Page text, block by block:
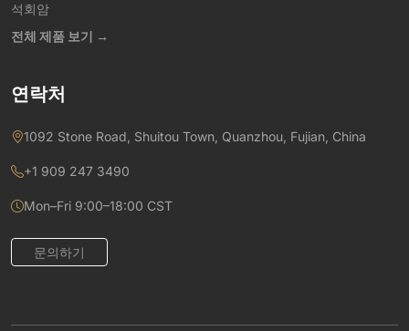
석회암
전체 제품 보기 →
연락처
1092 Stone Road, Shuitou Town, Quanzhou, Fujian, China
+1 909 247 3490
Mon–Fri 9:00–18:00 CST
문의하기